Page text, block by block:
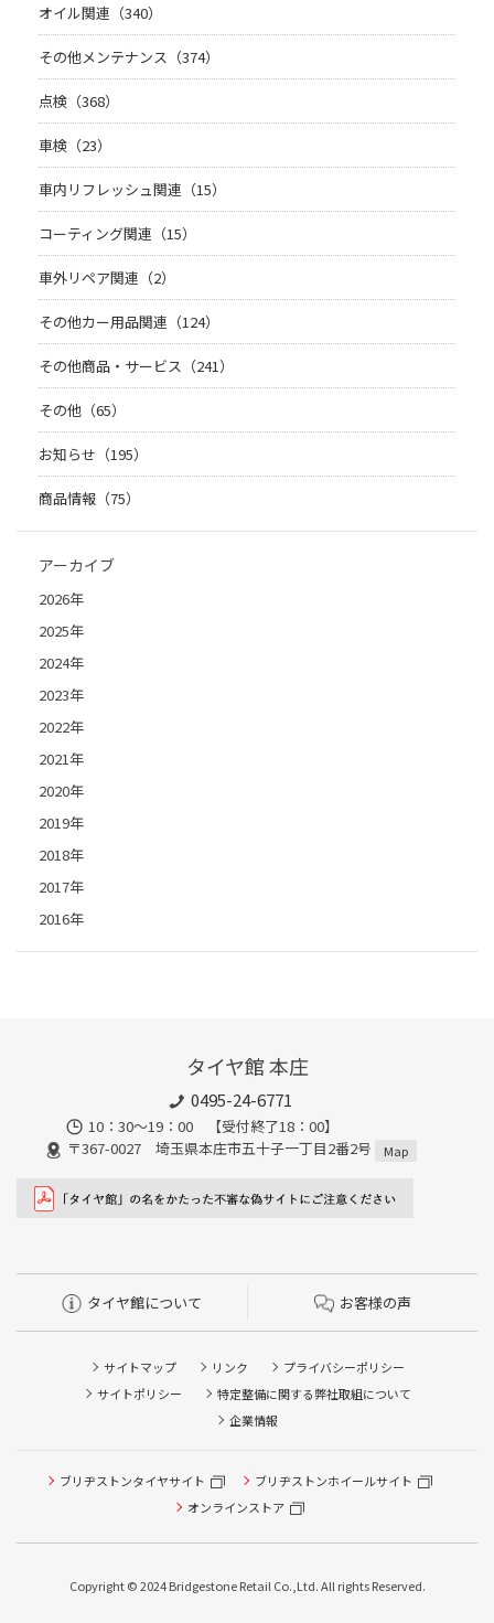
オイル関連（340）
その他メンテナンス（374）
点検（368）
車検（23）
車内リフレッシュ関連（15）
コーティング関連（15）
車外リペア関連（2）
その他カー用品関連（124）
その他商品・サービス（241）
その他（65）
お知らせ（195）
商品情報（75）
アーカイブ
2026年
2025年
2024年
2023年
2022年
2021年
2020年
2019年
2018年
2017年
2016年
タイヤ館 本庄
0495-24-6771
10：30～19：00 【受付終了18：00】
〒367-0027 埼玉県本庄市五十子一丁目2番2号
Map
タイヤ館について お客様の声
サイトマップ リンク
プライバシーポリシー
サイトポリシー
特定整備に関する弊社取組について
企業情報
ブリヂストンタイヤサイト
ブリヂストンホイールサイト
オンラインストア
Copyright © 2024 Bridgestone Retail Co.,Ltd. All rights Reserved.
タイヤ点検・安全点検/タイヤ履き替え/オイル交換/その他
ピット作業の予約
本日のタイヤ履き替え順番待ち予約 ※クローク契約会員の